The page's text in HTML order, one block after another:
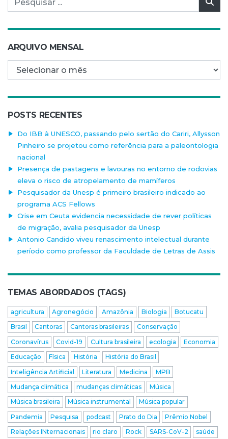
ARQUIVO MENSAL
Arquivo mensal
POSTS RECENTES
Do IBB à UNESCO, passando pelo sertão do Cariri, Allysson
Pinheiro se projetou como referência para a paleontologia
nacional
Presença de pastagens e lavouras no entorno de rodovias
eleva o risco de atropelamento de mamíferos
Pesquisador da Unesp é primeiro brasileiro indicado ao
programa ACS Fellows
Crise em Ceuta evidencia necessidade de rever políticas
de migração, avalia pesquisador da Unesp
Antonio Candido viveu renascimento intelectual durante
período como professor da Faculdade de Letras de Assis
TEMAS ABORDADOS (TAGS)
agricultura Agronegócio Amazônia Biologia
Botucatu
Brasil
Cantoras Cantoras brasileiras
Conservação
Coronavírus
Covid-19 Cultura brasileira ecologia
Economia
Educação
Física História
História do Brasil
Inteligência Artificial
Literatura Medicina
MPB
Mudança climática
mudanças climáticas
Música
Música brasileira
Música instrumental
Música popular
Pandemia
Pesquisa podcast Prato do Dia
Prêmio Nobel
Relações INternacionais
rio claro Rock SARS-CoV-2
saúde